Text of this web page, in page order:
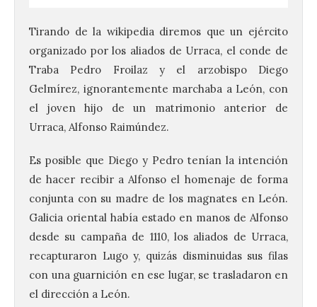
Tirando de la wikipedia diremos que un ejército
organizado por los aliados de Urraca, el conde de
Traba Pedro Froilaz y el arzobispo Diego
Gelmírez, ignorantemente marchaba a León, con
el joven hijo de un matrimonio anterior de
Urraca, Alfonso Raimúndez.
Es posible que Diego y Pedro tenían la intención
de hacer recibir a Alfonso el homenaje de forma
conjunta con su madre de los magnates en León.
Galicia oriental había estado en manos de Alfonso
desde su campaña de 1110, los aliados de Urraca,
recapturaron Lugo y, quizás disminuidas sus filas
con una guarnición en ese lugar, se trasladaron en
el dirección a León.